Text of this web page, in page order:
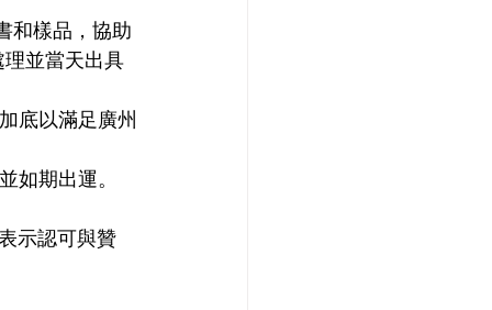
和樣品，協助
並當天出具
底以滿足廣州
如期出運。
示認可與贊